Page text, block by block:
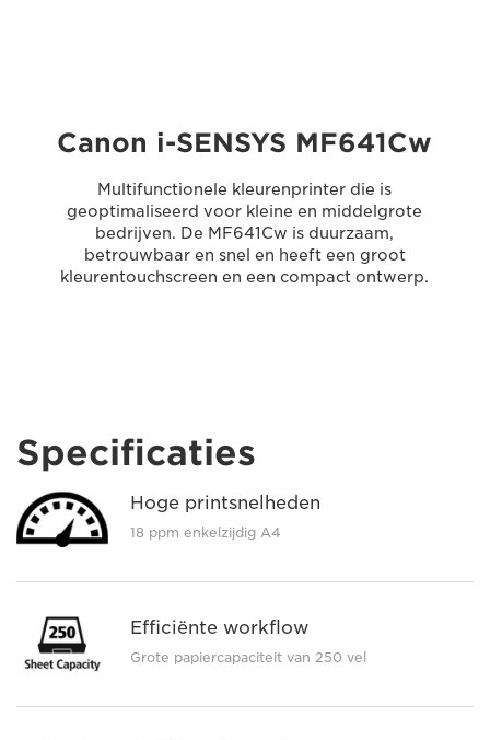
Canon i-SENSYS MF641Cw
Multifunctionele kleurenprinter die is
geoptimaliseerd voor kleine en middelgrote
bedrijven. De MF641Cw is duurzaam,
betrouwbaar en snel en heeft een groot
kleurentouchscreen en een compact ontwerp.
Specificaties
Hoge printsnelheden
18 ppm enkelzijdig A4
Efficiënte workflow
Grote papiercapaciteit van 250 vel